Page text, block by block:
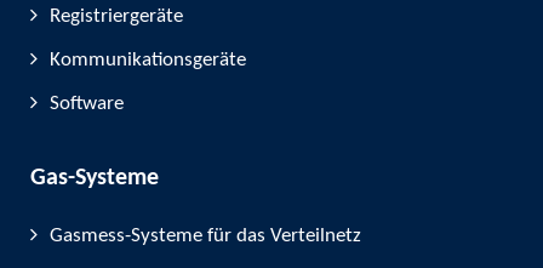
Registriergeräte
Kommunikationsgeräte
Software
Gas-Systeme
Gasmess-Systeme für das Verteilnetz